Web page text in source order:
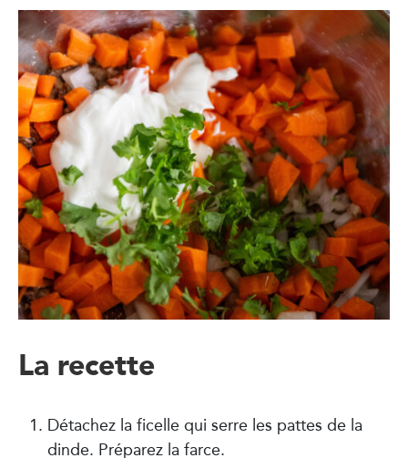
La recette
Détachez la ficelle qui serre les pattes de la
dinde. Préparez la farce.